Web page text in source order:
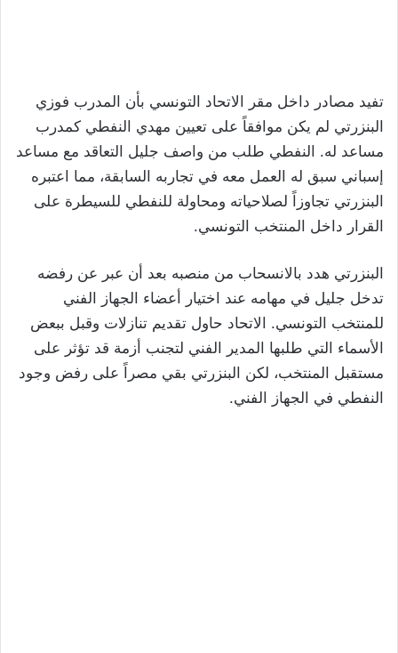
تفيد مصادر داخل مقر الاتحاد التونسي بأن المدرب فوزي
البنزرتي لم يكن موافقاً على تعيين مهدي النفطي كمدرب
مساعد له. النفطي طلب من واصف جليل التعاقد مع مساعد
إسباني سبق له العمل معه في تجاربه السابقة، مما اعتبره
البنزرتي تجاوزاً لصلاحياته ومحاولة للنفطي للسيطرة على
القرار داخل المنتخب التونسي.
البنزرتي هدد بالانسحاب من منصبه بعد أن عبر عن رفضه
تدخل جليل في مهامه عند اختيار أعضاء الجهاز الفني
للمنتخب التونسي. الاتحاد حاول تقديم تنازلات وقبل ببعض
الأسماء التي طلبها المدير الفني لتجنب أزمة قد تؤثر على
مستقبل المنتخب، لكن البنزرتي بقي مصراً على رفض وجود
النفطي في الجهاز الفني.